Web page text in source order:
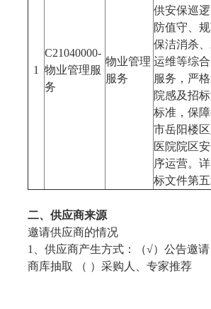
1
C21040000-
物业管理服
务
物业管理
服务
供安保巡
防值守、
保洁消杀
运维等综
服务，严
院感及招
标准，保
市岳阳楼
医院院区
序运营。
标文件第五
二、供应商来源
邀请供应商的情况
1、供应商产生方式：（√）公告邀
商库抽取 （ ）采购人、专家推荐